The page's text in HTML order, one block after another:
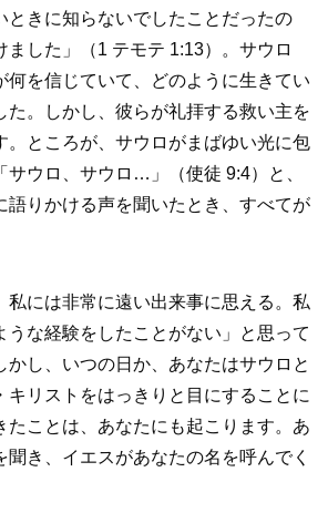
ときに知らないでしたことだったの
ました」（1 テモテ 1:13）。サウロ
何を信じていて、どのように生きてい
た。しかし、彼らが礼拝する救い主を
。ところが、サウロがまばゆい光に包
サウロ、サウロ…」（使徒 9:4）と、
語りかける声を聞いたとき、すべてが
私には非常に遠い出来事に思える。私
うな経験をしたことがない」と思って
かし、いつの日か、あなたはサウロと
キリストをはっきりと目にすることに
たことは、あなたにも起こります。あ
聞き、イエスがあなたの名を呼んでく